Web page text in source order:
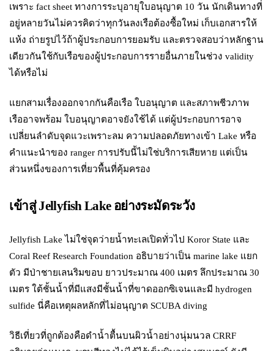
เพราะ fact sheet ทางการระบุอายุใบอนุญาต 10 วัน นักเดินทางที่
อยู่หลายวันไม่ควรคิดว่าทุกวันลงเรือต้องซื้อใหม่ เก็บเอกสารให้
แห้ง ถ่ายรูปไว้ถ้าผู้ประกอบการยอมรับ และตรวจสอบว่าหลักฐาน
เดียวกันใช้กับเรือของผู้ประกอบการรายอื่นภายในช่วง validity
ได้หรือไม่
แยกสามเรื่องออกจากกันคือเรือ ใบอนุญาต และสภาพชีวภาพ
เรืออาจพร้อม ใบอนุญาตอาจยังใช้ได้ แต่ผู้ประกอบการอาจ
เปลี่ยนลำดับจุดแวะเพราะลม ความปลอดภัยทางเข้า Lake หรือ
คำแนะนำของ ranger การปรับนี้ไม่ใช่บริการเสียหาย แต่เป็น
ส่วนหนึ่งของการเที่ยวพื้นที่คุ้มครอง
เข้าสู่ Jellyfish Lake อย่างระมัดระวัง
Jellyfish Lake ไม่ใช่จุดว่ายน้ำทะเลเปิดทั่วไป Koror State และ
Coral Reef Research Foundation อธิบายว่าเป็น marine lake แยก
ตัว มีป่าชายเลนริมขอบ ยาวประมาณ 400 เมตร ลึกประมาณ 30
เมตร ใต้ชั้นน้ำที่มีแสงมีชั้นน้ำที่ขาดออกซิเจนและมี hydrogen
sulfide นี่คือเหตุผลหลักที่ไม่อนุญาต SCUBA diving
วิธีเที่ยวที่ถูกต้องคือดำน้ำตื้นบนผิวน้ำอย่างนุ่มนวล CRRF